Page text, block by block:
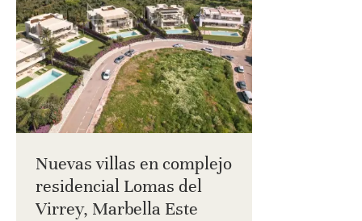
Nuevas villas en complejo
residencial Lomas del
Virrey, Marbella Este